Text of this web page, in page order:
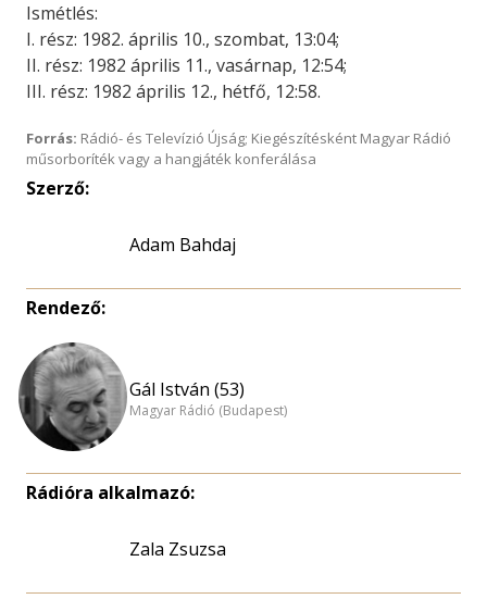
Ismétlés:
I. rész: 1982. április 10., szombat, 13:04;
II. rész: 1982 április 11., vasárnap, 12:54;
III. rész: 1982 április 12., hétfő, 12:58.
Forrás: Rádió- és Televízió Újság; Kiegészítésként Magyar Rádió
műsorboríték vagy a hangjáték konferálása
Szerző:
Adam Bahdaj
Rendező:
Gál István (53)
Magyar Rádió (Budapest)
Rádióra alkalmazó:
Zala Zsuzsa